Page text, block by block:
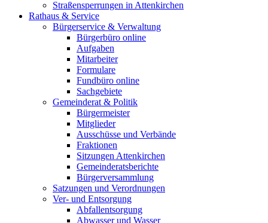
Straßensperrungen in Attenkirchen
Rathaus & Service
Bürgerservice & Verwaltung
Bürgerbüro online
Aufgaben
Mitarbeiter
Formulare
Fundbüro online
Sachgebiete
Gemeinderat & Politik
Bürgermeister
Mitglieder
Ausschüsse und Verbände
Fraktionen
Sitzungen Attenkirchen
Gemeinderatsberichte
Bürgerversammlung
Satzungen und Verordnungen
Ver- und Entsorgung
Abfallentsorgung
Abwasser und Wasser